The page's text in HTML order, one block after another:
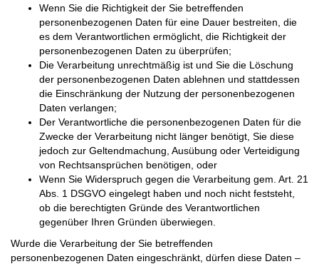
Wenn Sie die Richtigkeit der Sie betreffenden
personenbezogenen Daten für eine Dauer bestreiten, die
es dem Verantwortlichen ermöglicht, die Richtigkeit der
personenbezogenen Daten zu überprüfen;
Die Verarbeitung unrechtmäßig ist und Sie die Löschung
der personenbezogenen Daten ablehnen und stattdessen
die Einschränkung der Nutzung der personenbezogenen
Daten verlangen;
Der Verantwortliche die personenbezogenen Daten für die
Zwecke der Verarbeitung nicht länger benötigt, Sie diese
jedoch zur Geltendmachung, Ausübung oder Verteidigung
von Rechtsansprüchen benötigen, oder
Wenn Sie Widerspruch gegen die Verarbeitung gem. Art. 21
Abs. 1 DSGVO eingelegt haben und noch nicht feststeht,
ob die berechtigten Gründe des Verantwortlichen
gegenüber Ihren Gründen überwiegen.
Wurde die Verarbeitung der Sie betreffenden
personenbezogenen Daten eingeschränkt, dürfen diese Daten –